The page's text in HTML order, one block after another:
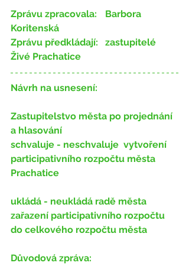
Zprávu zpracovala:
Koritenská
Zprávu předkládají:
Živé Prachatice
Návrh na usnesení:
Zastupitelstvo města po projednání
a hlasování
schvaluje - neschvaluje vytvoření
participativního rozpočtu města
Prachatice
ukládá - neukládá radě města
zařazení participativního rozpočtu
do celkového rozpočtu města
Důvodová zpráva: